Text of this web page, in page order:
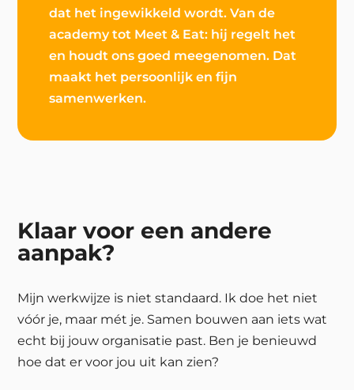
dat het ingewikkeld wordt. Van de
academy tot Meet & Eat: hij regelt het
en houdt ons goed meegenomen. Dat
maakt het persoonlijk en fijn
samenwerken.
Klaar voor een andere
aanpak?
Mijn werkwijze is niet standaard. Ik doe het niet
vóór je, maar mét je. Samen bouwen aan iets wat
echt bij jouw organisatie past. Ben je benieuwd
hoe dat er voor jou uit kan zien?